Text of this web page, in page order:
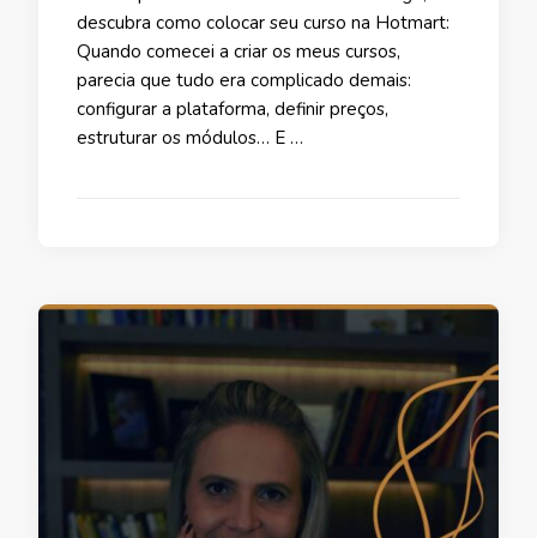
descubra como colocar seu curso na Hotmart:
Quando comecei a criar os meus cursos,
parecia que tudo era complicado demais:
configurar a plataforma, definir preços,
estruturar os módulos… E …